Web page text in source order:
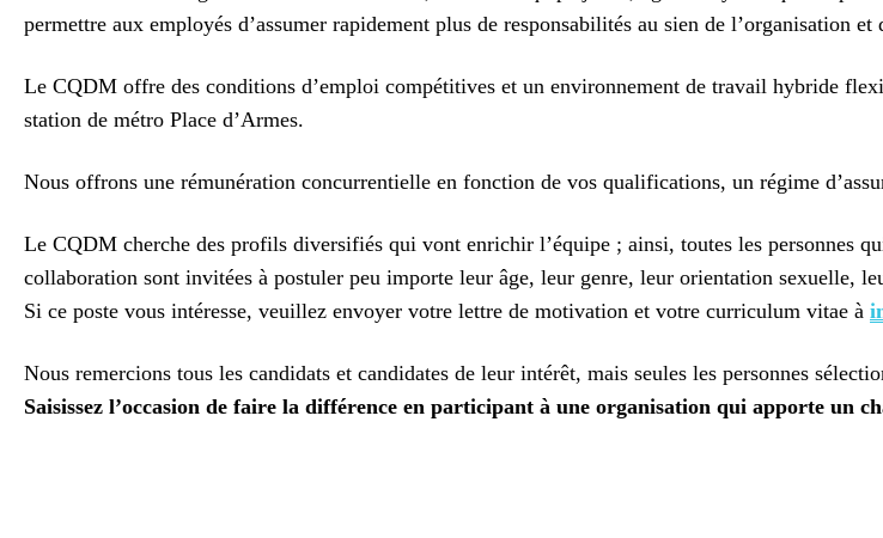
permettre aux employés d’assumer rapidement plus de responsabilités au sien de l’organisation
Le CQDM offre des conditions d’emploi compétitives et un environnement de travail hybride
station de métro Place d’Armes.
Nous offrons une rémunération concurrentielle en fonction de vos qualifications, un régime
Le CQDM cherche des profils diversifiés qui vont enrichir l’équipe ; ainsi, toutes les personnes
collaboration sont invitées à postuler peu importe leur âge, leur genre, leur orientation sexuelle,
Si ce poste vous intéresse, veuillez envoyer votre lettre de motivation et votre curriculum vitae à
Nous remercions tous les candidats et candidates de leur intérêt, mais seules les personnes
Saisissez l’occasion de faire la différence en participant à une organisation qui apporte un